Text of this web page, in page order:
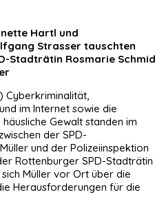
Hartl und
Strasser tauschten
Stadträtin Rosmarie Schmid
Cyberkriminalität,
im Internet sowie die
Gewalt standen im
der SPD-
und der Polizeiinspektion
Rottenburger SPD-Stadträtin
Müller vor Ort über die
Herausforderungen für die